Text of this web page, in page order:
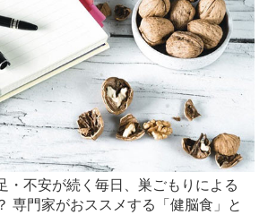
・不安が続く毎日、巣ごもりによる
専門家がおススメする「健脳食」と